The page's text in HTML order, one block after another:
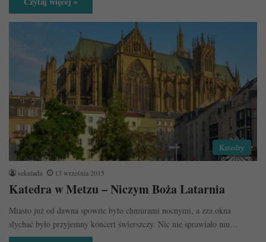
Katedry
sekulada 13 września 2015
Katedra w Metzu – Niczym Boża Latarnia
Miasto już od dawna spowite było chmurami nocnymi, a zza okna
słychać było przyjemny koncert świerszczy. Nic nie sprawiało mu…